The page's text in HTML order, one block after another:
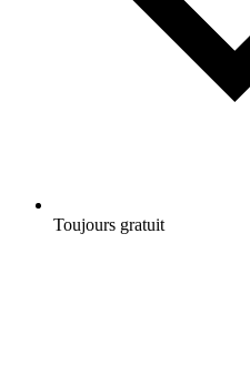
Toujours gratuit